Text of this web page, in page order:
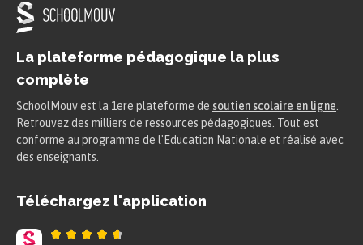
La plateforme pédagogique la plus
complète
SchoolMouv est la 1ere plateforme de soutien scolaire en ligne
Retrouvez des milliers de ressources pédagogiques. Tout est
conforme au programme de l'Education Nationale et réalisé avec
des enseignants.
Téléchargez l'application